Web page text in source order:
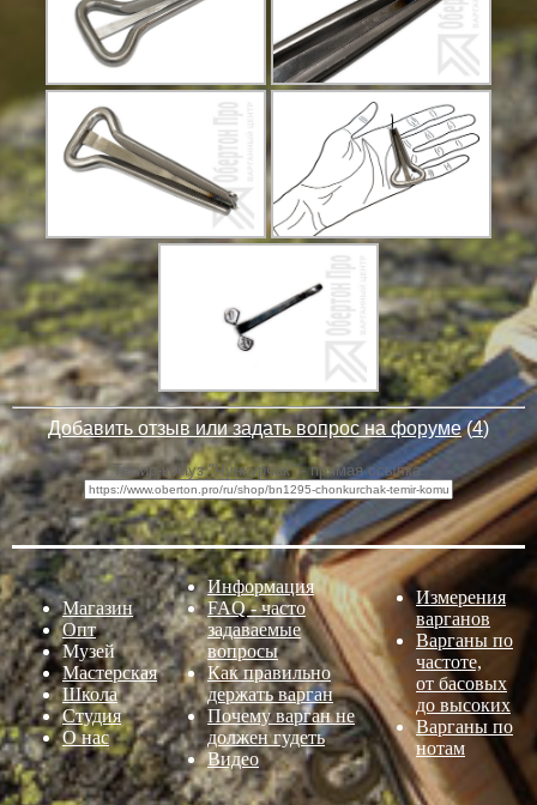
Добавить отзыв или задать вопрос на форуме(4)
Темир-комуз "Чункурчак" - прямая ссылка:
Магазин
Опт
Музей
Мастерская
Школа
Студия
О нас
Информация
FAQ - часто
задаваемые
вопросы
Как правильно
держать варган
Почему варган не
должен гудеть
Видео
Измерения
варганов
Варганы по
частоте,
от басовых
до высоких
Варганы по
нотам